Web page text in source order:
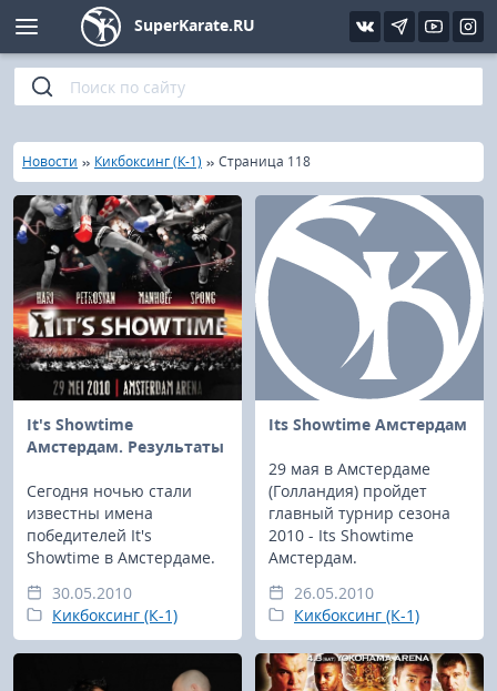
SuperKarate.RU
Главная
»
Новости » Кикбоксинг (К-1) » Страница 118
It's Showtime
Амстердам. Результаты
Сегодня ночью стали
известны имена
победителей It's
Showtime в Амстердаме.
30.05.2010
Кикбоксинг (К-1)
Its Showtime Амстердам
29 мая в Амстердаме
(Голландия) пройдет
главный турнир сезона
2010 - Its Showtime
Амстердам.
26.05.2010
Кикбоксинг (К-1)
Киокушинкай
Кёкусин (IFK)
Шинкиокушинкай
Кекусин-кан
Кикбоксинг и K-1
Бокс
UFC и MMA
Фото
Видео
Интервью
Статьи
Уроки каратэ
Файлы
Библиотека